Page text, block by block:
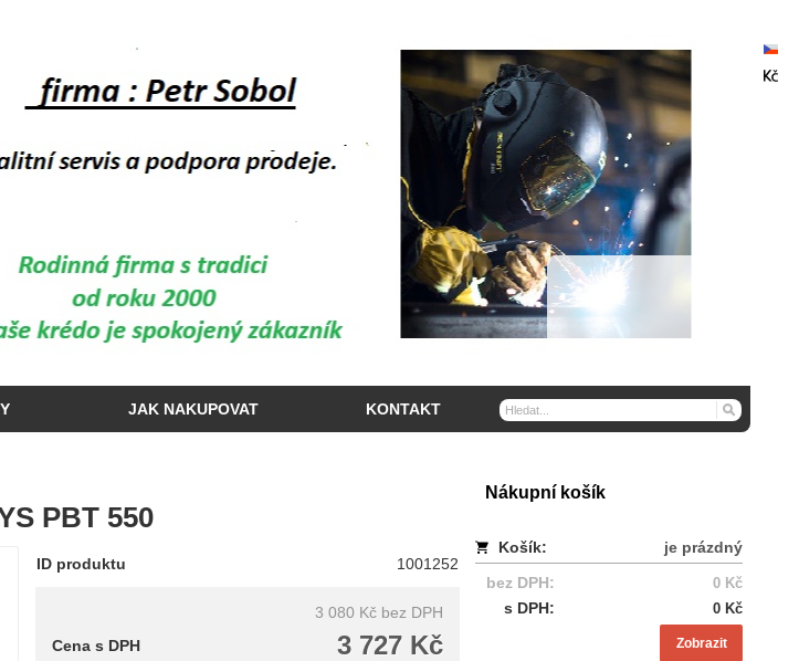
JAK NAKUPOVAT KONTAKT
Nákupní košík
Košík:
je prázdný
bez DPH:
0 Kč
s DPH: 0 Kč
Zobrazit
PBT 550
ID produktu 1001252
3 080 Kč bez DPH
3 727 Kč
Cena s DPH